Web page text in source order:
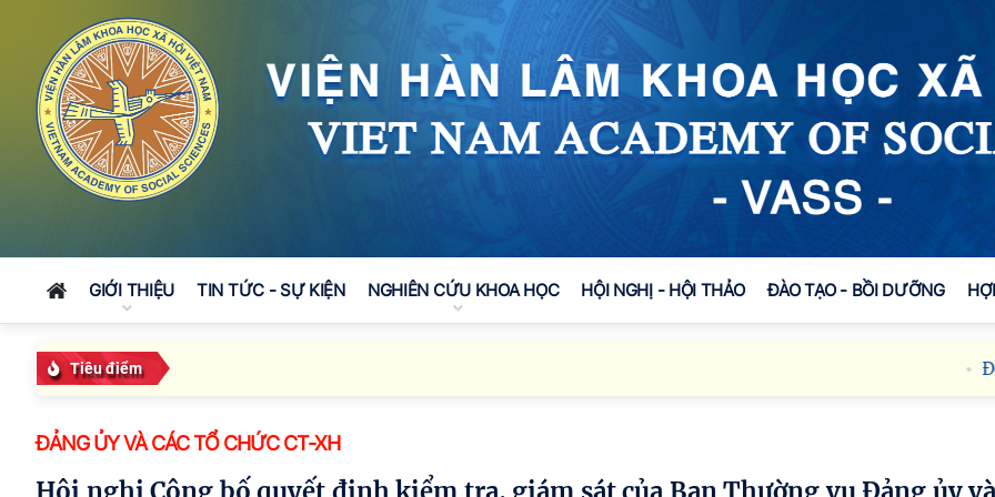
GIỚI THIỆU TIN TỨC - SỰ KIỆN NGHIÊN CỨU KHOA HỌC HỘI NGHỊ - HỘI THẢO ĐÀO TẠO - BỒI DƯỠNG
Tiêu điểm Đối
ĐẢNG ỦY VÀ CÁC TỔ CHỨC CT-XH